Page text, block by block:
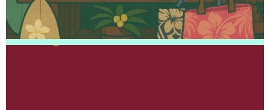
がとうございました！
2026/04/18
松戸市よりお越しのお客様のiPhone12Proのガラス交換をさせて頂きまし
た！ありがとうございました！
2026/04/18